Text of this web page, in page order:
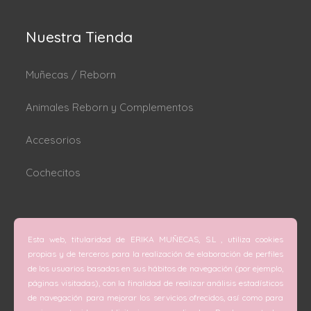
Nuestra Tienda
Muñecas / Reborn
Animales Reborn y Complementos
Accesorios
Cochecitos
C/ Doctor Melis nº 6 (Grao de Gandía).
Esta web, titularidad de ERIKA MUÑECAS, S.L , utiliza cookies
propias y de terceros para la realización de elaboración de perfiles
de los usuarios basadas en sus hábitos de navegación (por ejemplo,
páginas visitadas), con la finalidad de realizar análisis estadísticos
de navegación para mejorar los servicios ofrecidos, así como para